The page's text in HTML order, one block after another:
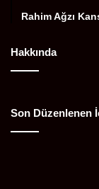
Rahim Ağzı
Hakkında
Son Düzenlenen